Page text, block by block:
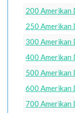
200 Amerikan
250 Amerikan
300 Amerikan
400 Amerikan
500 Amerikan
600 Amerikan
700 Amerikan